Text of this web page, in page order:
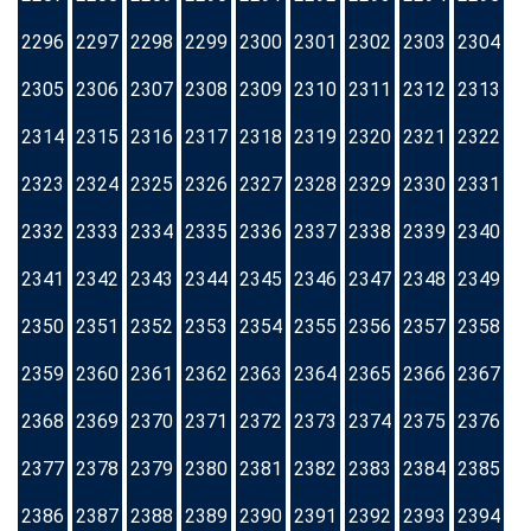
2296 2297 2298 2299 2300 2301 2302 2303 2304
2305 2306 2307 2308 2309 2310 2311 2312 2313
2314 2315 2316 2317 2318 2319 2320 2321 2322
2323 2324 2325 2326 2327 2328 2329 2330 2331
2332 2333 2334 2335 2336 2337 2338 2339 2340
2341 2342 2343 2344 2345 2346 2347 2348 2349
2350 2351 2352 2353 2354 2355 2356 2357 2358
2359 2360 2361 2362 2363 2364 2365 2366 2367
2368 2369 2370 2371 2372 2373 2374 2375 2376
2377 2378 2379 2380 2381 2382 2383 2384 2385
2386 2387 2388 2389 2390 2391 2392 2393 2394